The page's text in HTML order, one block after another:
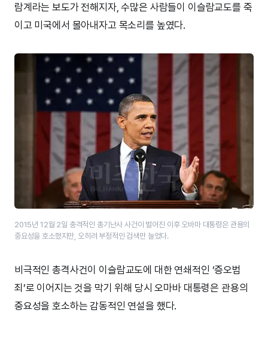
람계라는 보도가 전해지자, 수많은 사람들이 이슬람교도를 죽
이고 미국에서 몰아내자고 목소리를 높였다.
2015년 12월 2일 충격적인 총기난사 사건이 벌어진 이후 오바마 대통령은 관용의
중요성을 호소했지만, 오히려 부정적인 검색만 늘었다.
비극적인 총격사건이 이슬람교도에 대한 연쇄적인 ‘증오범
죄’로 이어지는 것을 막기 위해 당시 오마바 대통령은 관용의
중요성을 호소하는 감동적인 연설을 했다.